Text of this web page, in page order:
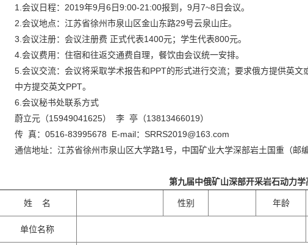
1.会议日程：2019年9月6日9:00-21:00报到，9月7~8日会议。
2.会议地点：江苏省徐州市泉山区金山东路29号云泉山庄。
3.会议注册：会议注册费 正式代表1400元；学生代表800元。
4.会议费用：住宿和往返交通费自理，餐饮由会议统一安排。
5.会议交流：会议将采取学术报告和PPT的形式进行交流；要求俄方提供英文
中方提交英文PPT。
6.会议秘书处联系方式
蔚立元（15949041625） 李 亭（13813466019）
传 真：0516-83995678 E-mail： SRRS2019@163.com
通信地址：江苏省徐州市泉山区大学路1号，中国矿业大学深部岩土国重（邮
第九届中俄矿山深部开采岩石动力
姓 名 性别 年龄
单位名称